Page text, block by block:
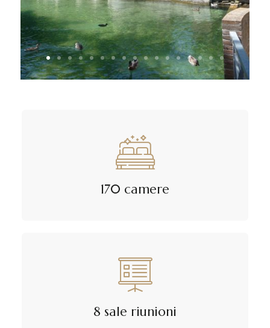
170 camere
8 sale riunioni